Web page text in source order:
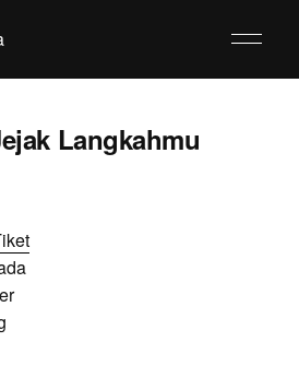
Langkahmu